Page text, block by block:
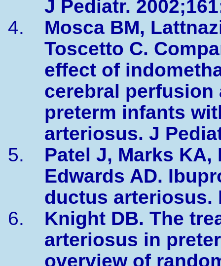
J Pediatr.
Mosca BM,
Toscetto C.
effect of
cerebral
preterm infants
arteriosus. J
Patel J, Marks KA,
Edwards AD.
ductus arteriosus.
Knight DB. The
arteriosus in
overview of